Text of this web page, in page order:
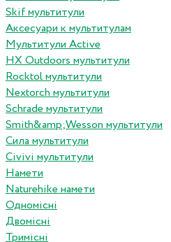
Skif мультитули
Аксесуари к мультитулам
Мультитули Active
HX Outdoors мультитули
Rocktol мультитули
Nextorch мультитули
Schrade мультитули
Smith&amp;Wesson мультитули
Сила мультитули
Civivi мультитули
Намети
Naturehike намети
Одномісні
Двомісні
Тримісні